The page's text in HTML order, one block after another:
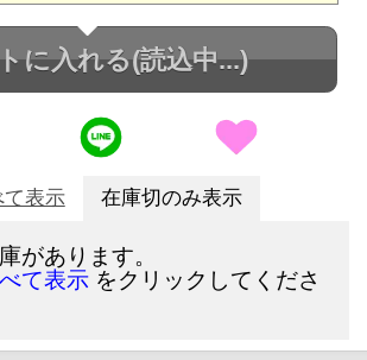
に入れる(読込中...)
て表示 在庫切のみ表示
があります。
て表示 をクリックしてくださ